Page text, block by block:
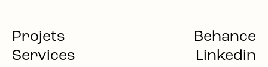
Projets
Services
Behance
Linkedin